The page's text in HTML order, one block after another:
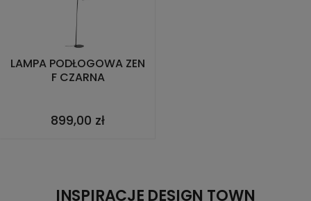
LAMPA PODŁOGOWA ZEN
F CZARNA
899,00 zł
INSPIRACJE DESIGN TOWN